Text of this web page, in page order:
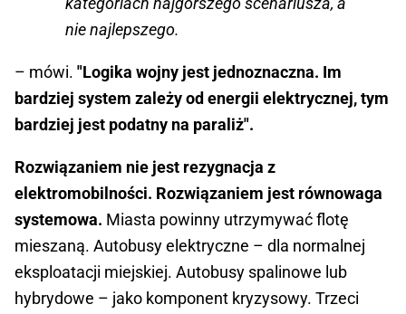
nie najlepszego.
– mówi. "Logika wojny jest jednoznaczna. Im
bardziej system zależy od energii elektrycznej, tym
bardziej jest podatny na paraliż".
Rozwiązaniem nie jest rezygnacja z
elektromobilności. Rozwiązaniem jest równowaga
systemowa. Miasta powinny utrzymywać flotę
mieszaną. Autobusy elektryczne – dla normalnej
eksploatacji miejskiej. Autobusy spalinowe lub
hybrydowe – jako komponent kryzysowy. Trzeci